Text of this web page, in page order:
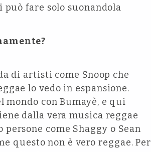
fare solo suonandola
di artisti come Snoop che
lo vedo in espansione.
mondo con Bumayè, e qui
dalla vera musica reggae
come Shaggy o Sean
questo non è vero reggae. Per